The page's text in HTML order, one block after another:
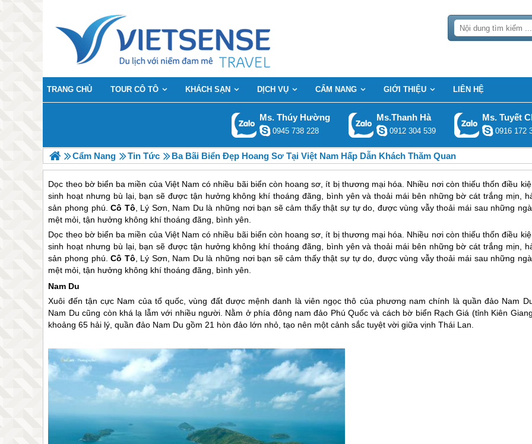
TRANG CHỦ TOUR CÔ TÔ KHÁCH SẠN DỊCH VỤ CẨM NANG GIỚI THIỆU LIÊN HỆ
Ms. Thúy Hường
0945 738 228
Ms.Thanh Hà
0912 304 539
Ms. Tuyết
0916 172
Cẩm Nang Tin Tức Ba Bãi Biển Đẹp Hoang Sơ Tại Việt Nam Hấp Dẫn Khách Thăm Quan
Dọc theo bờ biển ba miền của Việt Nam có nhiều bãi biển còn hoang sơ, ít bị thương mại hóa. Nhiều nơi còn thiếu thốn điều
sinh hoạt nhưng bù lại, bạn sẽ được tận hưởng không khí thoáng đãng, bình yên và thoải mái bên những bờ cát trắng mịn,
sản phong phú.Cô Tô, Lý Sơn, Nam Du là những nơi bạn sẽ cảm thấy thật sự tự do, được vùng vẫy thoải mái sau những
mệt mỏi, tận hưởng không khí thoáng đãng, bình yên.
Dọc theo bờ biển ba miền của Việt Nam có nhiều bãi biển còn hoang sơ, ít bị thương mại hóa. Nhiều nơi còn thiếu thốn điều
sinh hoạt nhưng bù lại, bạn sẽ được tận hưởng không khí thoáng đãng, bình yên và thoải mái bên những bờ cát trắng mịn,
sản phong phú.Cô Tô, Lý Sơn, Nam Du là những nơi bạn sẽ cảm thấy thật sự tự do, được vùng vẫy thoải mái sau những
mệt mỏi, tận hưởng không khí thoáng đãng, bình yên.
Nam Du
Xuôi đến tận cực Nam của tổ quốc, vùng đất được mệnh danh là viên ngọc thô của phương nam chính là quần đảo Nam
Nam Du cũng còn khá lạ lẫm với nhiều người. Nằm ở phía đông nam đảo Phú Quốc và cách bờ biển Rạch Giá (tỉnh Kiên
khoảng 65 hải lý, quần đảo Nam Du gồm 21 hòn đảo lớn nhỏ, tạo nên một cảnh sắc tuyệt vời giữa vịnh Thái Lan.